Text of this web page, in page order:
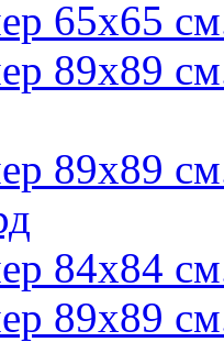
65х65
89х89
89х89
84х84
89х89